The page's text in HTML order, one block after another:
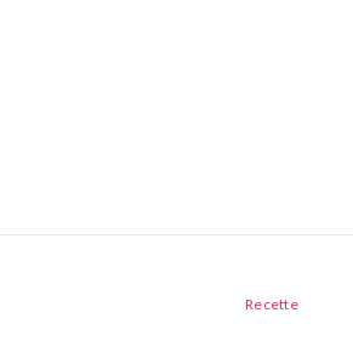
Recette